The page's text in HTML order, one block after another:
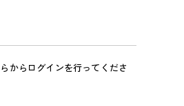
からログインを行ってくださ